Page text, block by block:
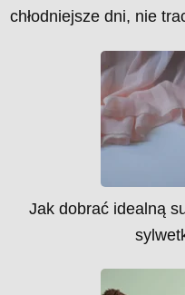
chłodniejsze dni, nie
Jak dobrać idealną